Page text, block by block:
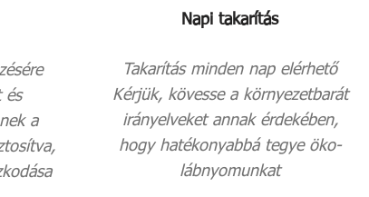
és
a
Napi takarítás
Takarítás minden nap elérhető
Kérjük, kövesse a környezetbarát
irányelveket annak érdekében,
hogy hatékonyabbá tegye öko-
lábnyomunkat